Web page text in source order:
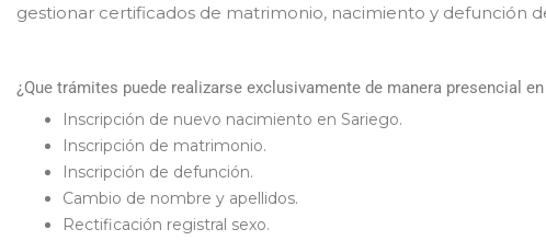
gestionar certificados de matrimonio, nacimiento y defunción
¿Que trámites puede realizarse exclusivamente de manera presencial
Inscripción de nuevo nacimiento en Sariego.
Inscripción de matrimonio.
Inscripción de defunción.
Cambio de nombre y apellidos.
Rectificación registral sexo.